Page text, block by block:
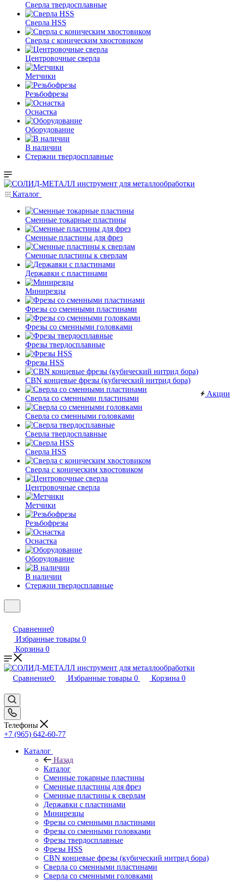
Сверла твердосплавные
Сверла HSS
Сверла с коническим хвостовиком
Центровочные сверла
Метчики
Резьбофрезы
Оснастка
Оборудование
В наличии
Стержни твердосплавные
Каталог
Сменные токарные пластины
Сменные пластины для фрез
Сменные пластины к сверлам
Державки с пластинами
Минирезцы
Фрезы со сменными пластинами
Фрезы со сменными головками
Фрезы твердосплавные
Фрезы HSS
CBN концевые фрезы (кубический нитрид бора)
Сверла со сменными пластинами
Сверла со сменными головками
Сверла твердосплавные
Сверла HSS
Сверла с коническим хвостовиком
Центровочные сверла
Метчики
Резьбофрезы
Оснастка
Оборудование
В наличии
Стержни твердосплавные
Акции
Сравнение0
Избранные товары 0
Корзина 0
Сравнение0 Избранные товары 0 Корзина 0
Телефоны
+7 (965) 642-60-77
Каталог
Назад
Каталог
Сменные токарные пластины
Сменные пластины для фрез
Сменные пластины к сверлам
Державки с пластинами
Минирезцы
Фрезы со сменными пластинами
Фрезы со сменными головками
Фрезы твердосплавные
Фрезы HSS
CBN концевые фрезы (кубический нитрид бора)
Сверла со сменными пластинами
Сверла со сменными головками